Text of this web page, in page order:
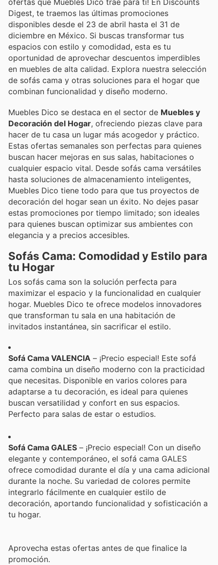
ofertas que Muebles Dico trae para ti! En Discounts
Digest, te traemos las últimas promociones
disponibles desde el 23 de abril hasta el 31 de
diciembre en México. Si buscas transformar tus
espacios con estilo y comodidad, esta es tu
oportunidad de aprovechar descuentos imperdibles
en muebles de alta calidad. Explora nuestra selección
de sofás cama y otras soluciones para el hogar que
combinan funcionalidad y diseño moderno.
Muebles Dico se destaca en el sector de Muebles y
Decoración del Hogar, ofreciendo piezas clave para
hacer de tu casa un lugar más acogedor y práctico.
Estas ofertas semanales son perfectas para quienes
buscan hacer mejoras en sus salas, habitaciones o
cualquier espacio vital. Desde sofás cama versátiles
hasta soluciones de almacenamiento inteligentes,
Muebles Dico tiene todo para que tus proyectos de
decoración del hogar sean un éxito. No dejes pasar
estas promociones por tiempo limitado; son ideales
para quienes buscan optimizar sus ambientes con
elegancia y a precios accesibles.
Sofás Cama: Comodidad y Estilo para
tu Hogar
Los sofás cama son la solución perfecta para
maximizar el espacio y la funcionalidad en cualquier
hogar. Muebles Dico te ofrece modelos innovadores
que transforman tu sala en una habitación de
invitados instantánea, sin sacrificar el estilo.
Sofá Cama VALENCIA – ¡Precio especial! Este sofá
cama combina un diseño moderno con la practicidad
que necesitas. Disponible en varios colores para
adaptarse a tu decoración, es ideal para quienes
buscan versatilidad y confort en sus espacios.
Perfecto para salas de estar o estudios.
Sofá Cama GALES – ¡Precio especial! Con un diseño
elegante y contemporáneo, el sofá cama GALES
ofrece comodidad durante el día y una cama adicional
durante la noche. Su variedad de colores permite
integrarlo fácilmente en cualquier estilo de
decoración, aportando funcionalidad y sofisticación a
tu hogar.
Aprovecha estas ofertas antes de que finalice la
promoción.